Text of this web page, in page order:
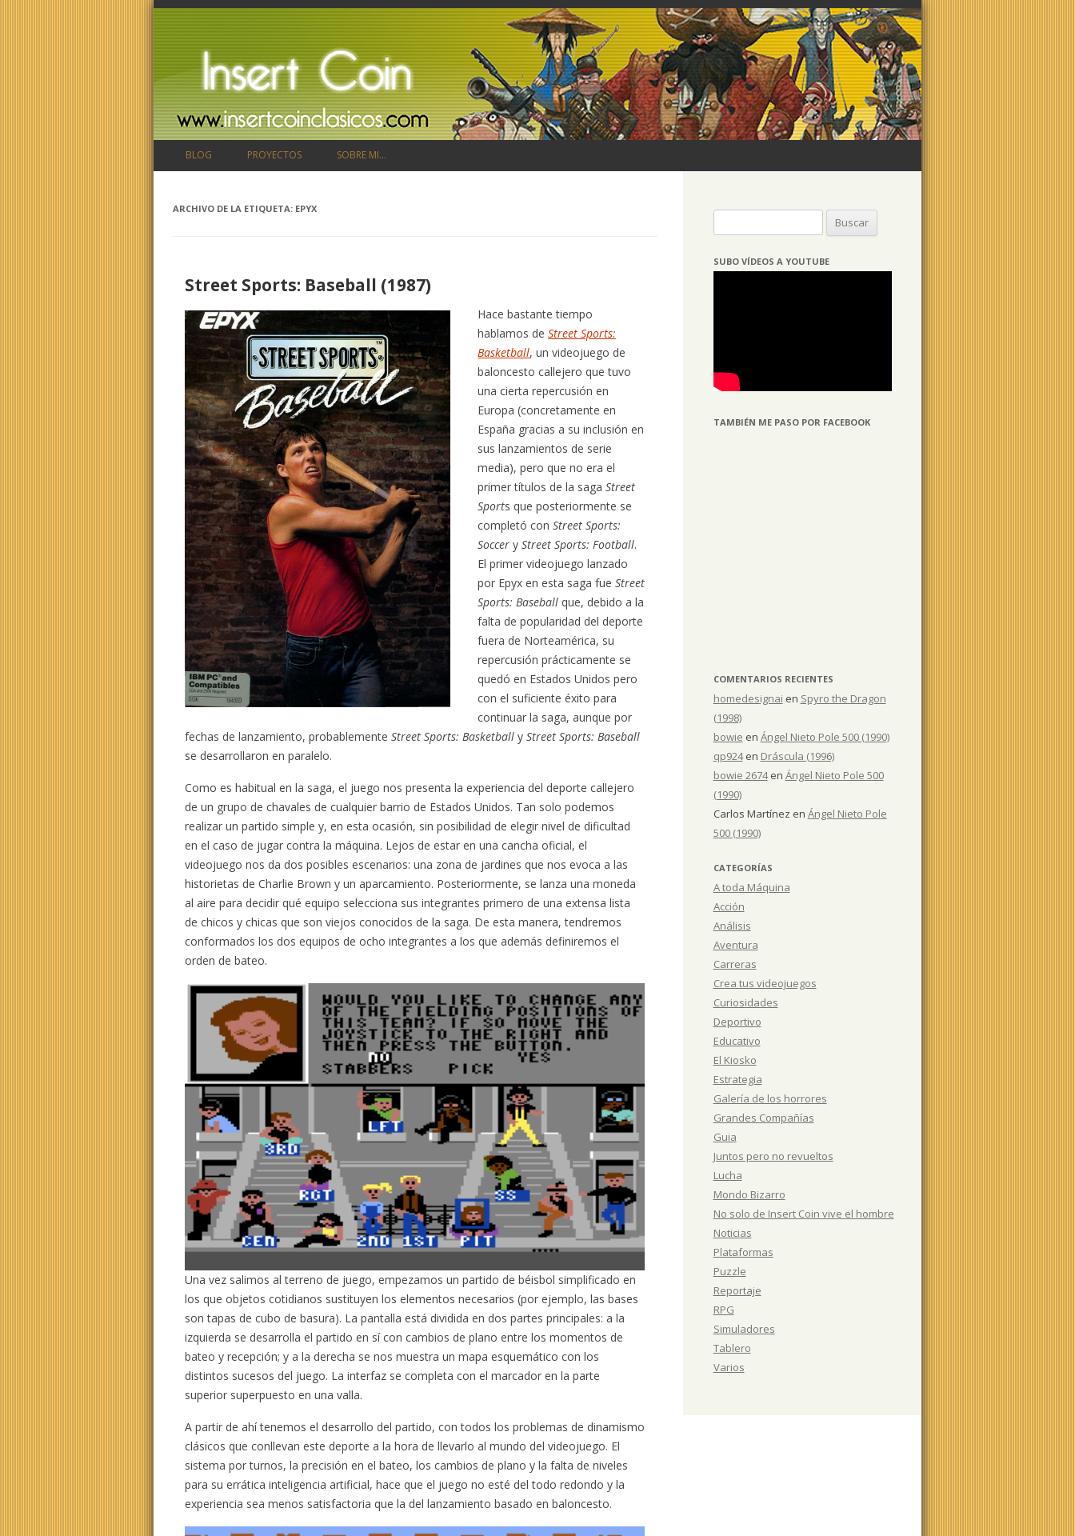
BLOG PROYECTOS SOBRE MI…
ARCHIVO DE LA ETIQUETA: EPYX
Street Sports: Baseball (1987)
Hace bastante tiempo
hablamos deStreet Sports:
Basketball, un videojuego de
baloncesto callejero que tuvo
una cierta repercusión en
Europa (concretamente en
España gracias a su inclusión en
sus lanzamientos de serie
media), pero que no era el
primer títulos de la sagaStreet
Sports que posteriormente se
completó conStreet Sports:
Soccer yStreet Sports: Football.
El primer videojuego lanzado
por Epyx en esta saga fueStreet
Sports: Baseball que, debido a la
falta de popularidad del deporte
fuera de Norteamérica, su
repercusión prácticamente se
quedó en Estados Unidos pero
con el suficiente éxito para
continuar la saga, aunque por
fechas de lanzamiento, probablementeStreet Sports: Basketball yStreet Sports: Baseball
se desarrollaron en paralelo.
Como es habitual en la saga, el juego nos presenta la experiencia del deporte callejero
de un grupo de chavales de cualquier barrio de Estados Unidos. Tan solo podemos
realizar un partido simple y, en esta ocasión, sin posibilidad de elegir nivel de dificultad
en el caso de jugar contra la máquina. Lejos de estar en una cancha oficial, el
videojuego nos da dos posibles escenarios: una zona de jardines que nos evoca a las
historietas de Charlie Brown y un aparcamiento. Posteriormente, se lanza una moneda
al aire para decidir qué equipo selecciona sus integrantes primero de una extensa lista
de chicos y chicas que son viejos conocidos de la saga. De esta manera, tendremos
conformados los dos equipos de ocho integrantes a los que además definiremos el
orden de bateo.
Una vez salimos al terreno de juego, empezamos un partido de béisbol simplificado en
los que objetos cotidianos sustituyen los elementos necesarios (por ejemplo, las bases
son tapas de cubo de basura). La pantalla está dividida en dos partes principales: a la
izquierda se desarrolla el partido en sí con cambios de plano entre los momentos de
bateo y recepción; y a la derecha se nos muestra un mapa esquemático con los
distintos sucesos del juego. La interfaz se completa con el marcador en la parte
superior superpuesto en una valla.
A partir de ahí tenemos el desarrollo del partido, con todos los problemas de dinamismo
clásicos que conllevan este deporte a la hora de llevarlo al mundo del videojuego. El
sistema por turnos, la precisión en el bateo, los cambios de plano y la falta de niveles
para su errática inteligencia artificial, hace que el juego no esté del todo redondo y la
experiencia sea menos satisfactoria que la del lanzamiento basado en baloncesto.
SUBO VÍDEOS A YOUTUBE
TAMBIÉN ME PASO POR FACEBOOK
COMENTARIOS RECIENTES
homedesignai en Spyro the Dragon
(1998)
bowie en Ángel Nieto Pole 500 (1990)
qp924en Dráscula (1996)
bowie 2674en Ángel Nieto Pole 500
(1990)
Carlos Martínez en Ángel Nieto Pole
500 (1990)
CATEGORÍAS
A toda Máquina
Acción
Análisis
Aventura
Carreras
Crea tus videojuegos
Curiosidades
Deportivo
Educativo
El Kiosko
Estrategia
Galería de los horrores
Grandes Compañías
Guia
Juntos pero no revueltos
Lucha
Mondo Bizarro
No solo de Insert Coin vive el hombre
Noticias
Plataformas
Puzzle
Reportaje
RPG
Simuladores
Tablero
Varios